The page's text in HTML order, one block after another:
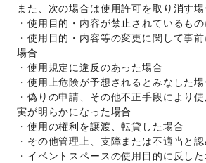
また、次の場合は使用許可を取り消す
・使用目的・内容が禁止されているも
・使用目的・内容等の変更に関して事
場合
・使用規定に違反のあった場合
・使用上危険が予想されるとみなした場
・偽りの申請、その他不正手段により
実が明らかになった場合
・使用の権利を譲渡、転貸した場合
・その他管理上、支障または不適当と
・イベントスペースの使用目的に反し